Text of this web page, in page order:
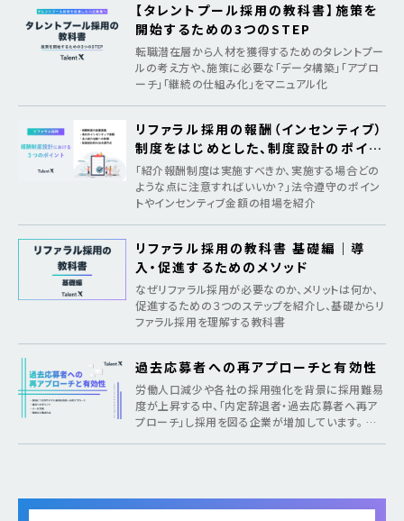
【タレントプール採用の教科書】施策を
開始するための3つのSTEP
転職潜在層から人材を獲得するためのタレントプー
ルの考え方や、施策に必要な「データ構築」「アプロ
ーチ」「継続の仕組み化」をマニュアル化
リファラル採用の報酬（インセンティブ）
制度をはじめとした、制度設計のポイン
ト
「紹介報酬制度は実施すべきか、実施する場合どの
ような点に注意すればいいか？」法令遵守のポイン
トやインセンティブ金額の相場を紹介
リファラル採用の教科書 基礎編｜導
入・促進するためのメソッド
なぜリファラル採用が必要なのか、メリットは何か、
促進するための３つのステップを紹介し、基礎からリ
ファラル採用を理解する教科書
過去応募者への再アプローチと有効性
労働人口減少や各社の採用強化を背景に採用難易
度が上昇する中、「内定辞退者・過去応募者へ再ア
プローチ」し採用を図る企業が増加しています。 そ